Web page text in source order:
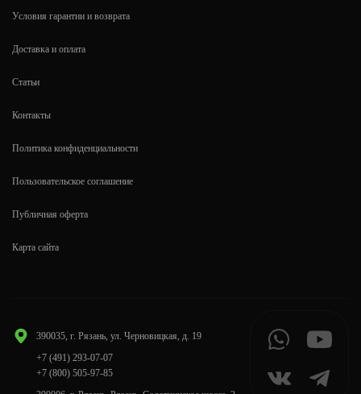
390035, г. Рязань, ул. Черновицкая, д. 19
+7 (491) 293-07-07
+7 (800) 505-97-85
Условия гарантии и возврата
Доставка и оплата
Статьи
Контакты
Политика конфиденциальности
Пользовательское соглашение
Публичная оферта
Карта сайта